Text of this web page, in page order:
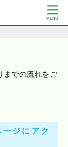
までの流れをご
ジにアク